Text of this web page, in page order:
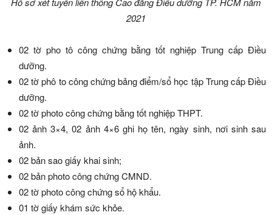
2021
02 tờ pho tô công chứng bằng tốt nghiệp Trung cấp Điều
dưỡng.
02 tờ phô to công chứng bảng điểm/sổ học tập Trung cấp Điều
dưỡng.
02 tờ photo công chứng bằng tốt nghiệp THPT.
02 ảnh 3×4, 02 ảnh 4×6 ghi họ tên, ngày sinh, nơi sinh sau
ảnh.
02 bản sao giấy khai sinh;
02 bản photo công chứng CMND.
02 tờ photo công chứng sổ hộ khẩu.
01 tờ giấy khám sức khỏe.